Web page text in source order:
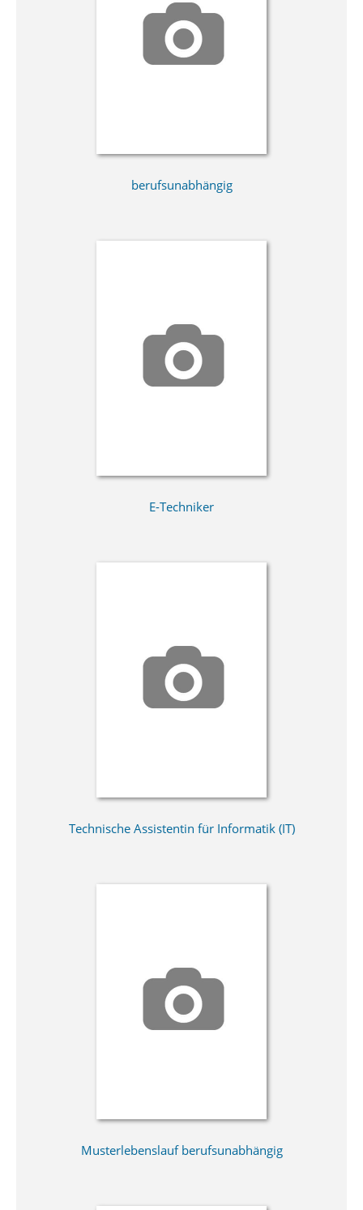
berufsunabhängig
E-Techniker
Technische Assistentin für Informatik (IT)
Musterlebenslauf berufsunabhängig